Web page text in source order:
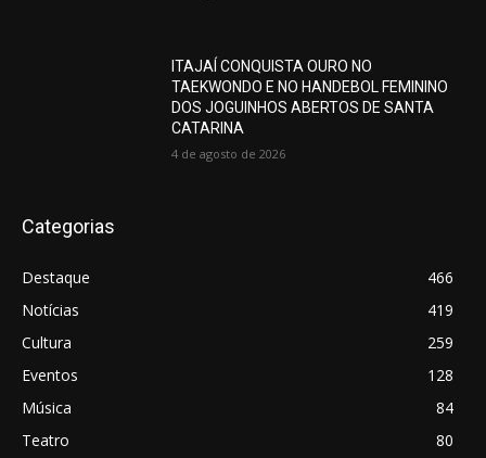
ITAJAÍ CONQUISTA OURO NO
TAEKWONDO E NO HANDEBOL FEMININO
DOS JOGUINHOS ABERTOS DE SANTA
CATARINA
4 de agosto de 2026
Categorias
Destaque
466
Notícias
419
Cultura
259
Eventos
128
Música
84
Teatro
80